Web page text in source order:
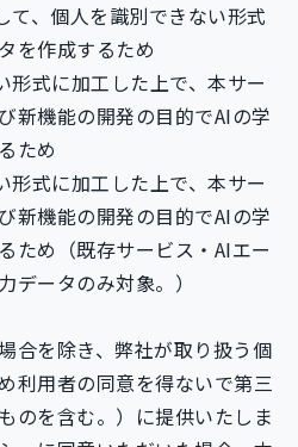
て、個人を識別できない形式
を作成するため
形式に加工した上で、本サー
新機能の開発の目的でAIの学
ため
形式に加工した上で、本サー
新機能の開発の目的でAIの学
ため（既存サービス・AIエー
データのみ対象。）
合を除き、弊社が取り扱う個
利用者の同意を得ないで第三
のを含む。）に提供いたしま